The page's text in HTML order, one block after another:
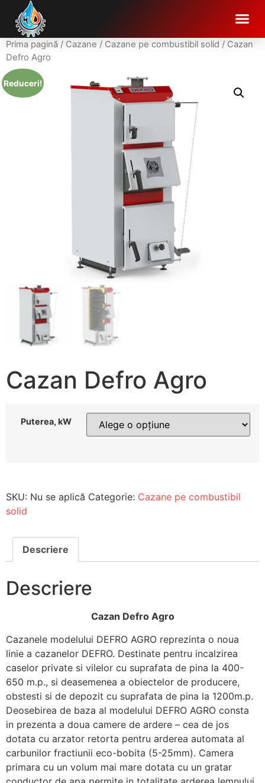
Prima pagină / Cazane / Cazane pe combustibil solid / Cazan
Defro Agro
Reduceri!
Cazan Defro Agro
Puterea, kW
SKU: Nu se aplică Categorie: Cazane pe combustibil
solid
Descriere
Descriere
Cazan Defro Agro
Cazanele modelului DEFRO AGRO reprezinta o noua
linie a cazanelor DEFRO. Destinate pentru incalzirea
caselor private si vilelor cu suprafata de pina la 400-
650 m.p., si deasemenea a obiectelor de producere,
obstesti si de depozit cu suprafata de pina la 1200m.p.
Deosebirea de baza al modelului DEFRO AGRO consta
in prezenta a doua camere de ardere – cea de jos
dotata cu arzator retorta pentru arderea automata al
carbunilor fractiunii eco-bobita (5-25mm). Camera
primara cu un volum mai mare dotata cu un gratar